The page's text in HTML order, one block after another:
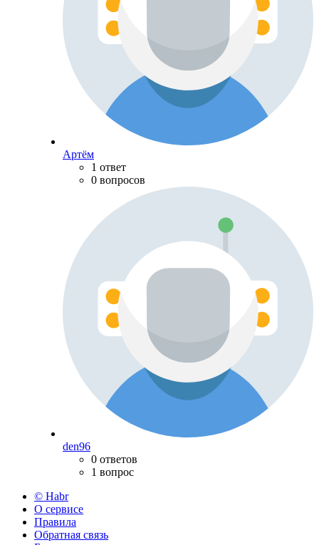
Артём
1 ответ
0 вопросов
den96
0 ответов
1 вопрос
© Habr
О сервисе
Правила
Обратная связь